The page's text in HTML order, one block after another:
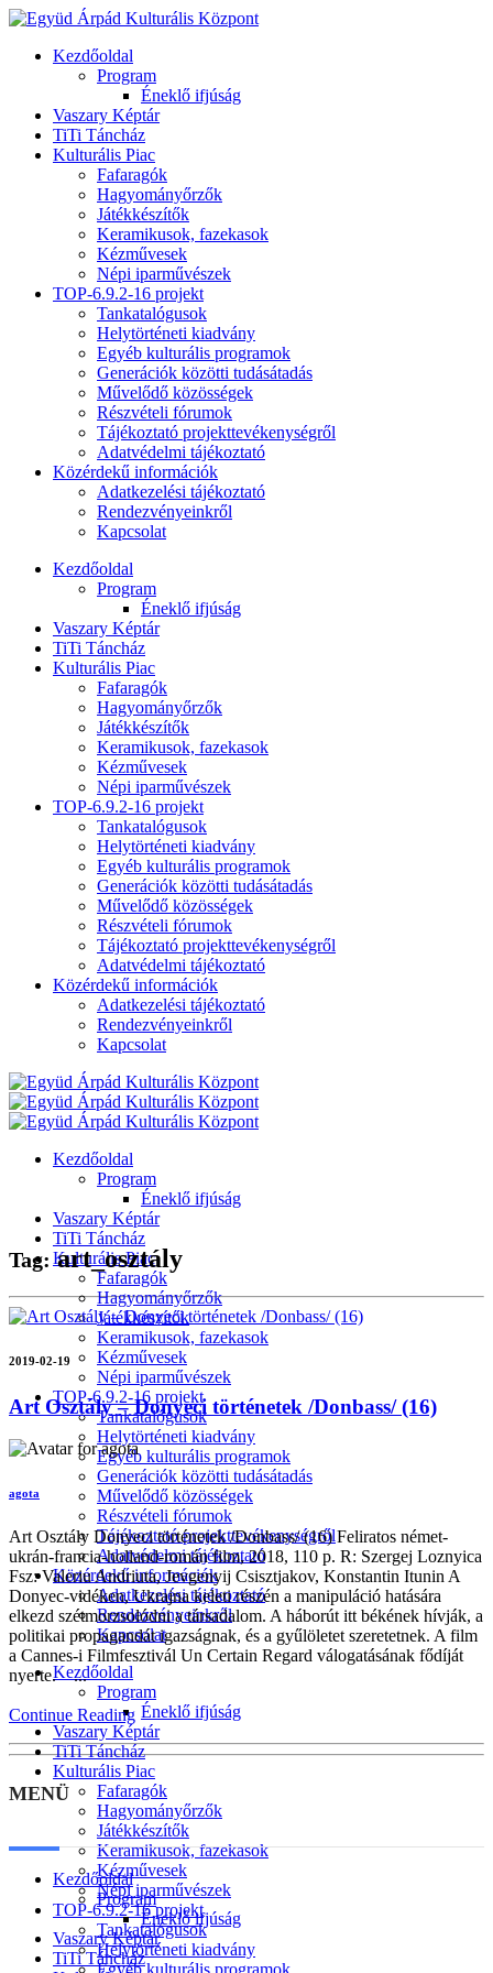
Kezdőoldal
Program
Éneklő ifjúság
Vaszary Képtár
TiTi Táncház
Kulturális Piac
Fafaragók
Hagyományőrzők
Játékkészítők
Keramikusok, fazekasok
Kézművesek
Népi iparművészek
TOP-6.9.2-16 projekt
Tankatalógusok
Helytörténeti kiadvány
Egyéb kulturális programok
Generációk közötti tudásátadás
Művelődő közösségek
Részvételi fórumok
Tájékoztató projekttevékenységről
Adatvédelmi tájékoztató
Közérdekű információk
Adatkezelési tájékoztató
Rendezvényeinkről
Kapcsolat
Kezdőoldal
Program
Éneklő ifjúság
Vaszary Képtár
TiTi Táncház
Kulturális Piac
Fafaragók
Hagyományőrzők
Játékkészítők
Keramikusok, fazekasok
Kézművesek
Népi iparművészek
TOP-6.9.2-16 projekt
Tankatalógusok
Helytörténeti kiadvány
Egyéb kulturális programok
Generációk közötti tudásátadás
Művelődő közösségek
Részvételi fórumok
Tájékoztató projekttevékenységről
Adatvédelmi tájékoztató
Közérdekű információk
Adatkezelési tájékoztató
Rendezvényeinkről
Kapcsolat
Kezdőoldal
Program
Éneklő ifjúság
Vaszary Képtár
TiTi Táncház
Kulturális Piac
Fafaragók
Hagyományőrzők
Játékkészítők
Keramikusok, fazekasok
Kézművesek
Népi iparművészek
TOP-6.9.2-16 projekt
Tankatalógusok
Helytörténeti kiadvány
Egyéb kulturális programok
Generációk közötti tudásátadás
Művelődő közösségek
Részvételi fórumok
Tájékoztató projekttevékenységről
Adatvédelmi tájékoztató
Közérdekű információk
Adatkezelési tájékoztató
Rendezvényeinkről
Kapcsolat
Kezdőoldal
Program
Éneklő ifjúság
Vaszary Képtár
TiTi Táncház
Kulturális Piac
Fafaragók
Hagyományőrzők
Játékkészítők
Keramikusok, fazekasok
Kézművesek
Népi iparművészek
TOP-6.9.2-16 projekt
Tankatalógusok
Helytörténeti kiadvány
Egyéb kulturális programok
Tag:art_osztály
2019-02-19
Art Osztály – Donyeci történetek /Donbass/ (16)
agota
Art Osztály Donyeci történetek /Donbass/ (16) Feliratos német-
ukrán-francia-holland-román film, 2018, 110 p. R: Szergej Loznyica
Fsz: Valeriu Andriuta, Jevgenyij Csisztjakov, Konstantin Itunin A
Donyec-vidéken, Ukrajna keleti részén a manipuláció hatására
elkezd szétmorzsolódni a társadalom. A háborút itt békének hívják, a
politikai propagandát igazságnak, és a gyűlöletet szeretetnek. A film
a Cannes-i Filmfesztivál Un Certain Regard válogatásának fődíját
nyerte. ...
Continue Reading
MENÜ
Kezdőoldal
Program
Éneklő ifjúság
Vaszary Képtár
TiTi Táncház